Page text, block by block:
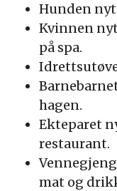
Hunden
Kvinnen
på spa.
hagen.
Ekteparet
restaurant.
mat og